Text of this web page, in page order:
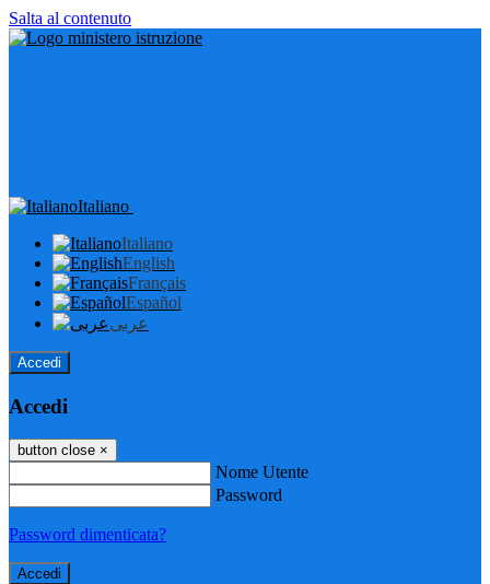
Salta al contenuto
Italiano
Italiano
English
Français
Español
عربى
Accedi
Accedi
button close ×
Nome Utente
Password
Password dimenticata?